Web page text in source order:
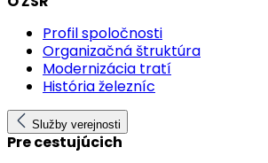
Profil spoločnosti
Organizačná štruktúra
Modernizácia tratí
História železníc
Služby verejnosti
Pre cestujúcich